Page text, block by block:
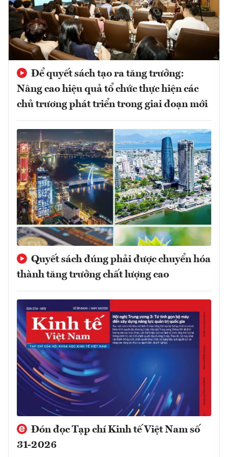
Để quyết sách tạo ra tăng trưởng:
Nâng cao hiệu quả tổ chức thực hiện các
chủ trương phát triển trong giai đoạn mới
Quyết sách đúng phải được chuyển hóa
thành tăng trưởng chất lượng cao
Đón đọc Tạp chí Kinh tế Việt Nam số
31-2026